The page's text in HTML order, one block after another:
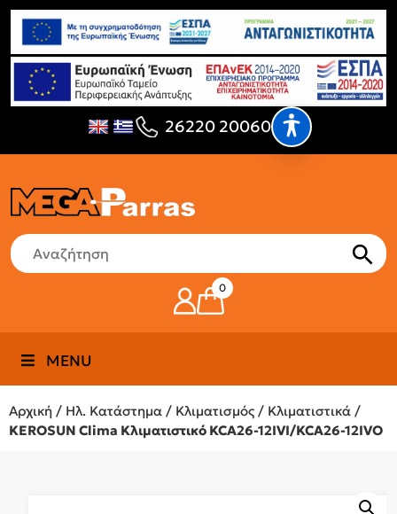
26220 20060
0
MENU
Αρχική / Ηλ. Κατάστημα / Κλιματισμός / Κλιματιστικά /
KEROSUN Clima Κλιματιστικό KCA26-12IVI/KCA26-12IVO